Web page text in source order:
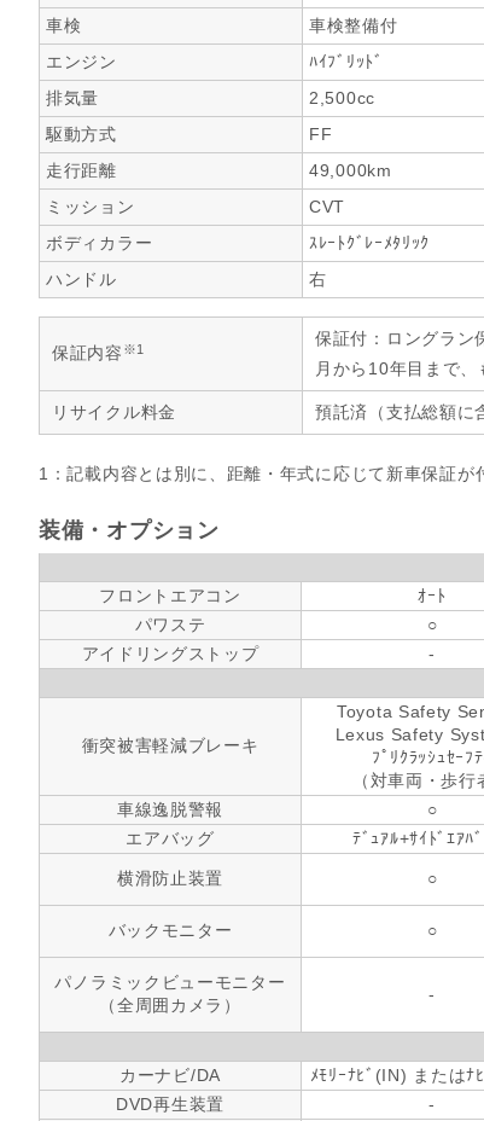
車検
車検整備付
エンジン
ﾊｲﾌﾞﾘｯﾄﾞ
排気量
2,500cc
駆動方式
FF
走行距離
49,000km
ミッション
CVT
ボディカラー
ｽﾚｰﾄｸﾞﾚｰﾒﾀﾘｯｸ
ハンドル
右
保証内容 ※1
保証付：ロングラ
月から10年目まで
リサイクル料金 預託済（支払総額に
1：記載内容とは別に、距離・年式に応じて新車保証
装備・オプション
フロントエアコン
ｵｰﾄ
パワステ
○
アイドリングストップ
-
衝突被害軽減ブレーキ
Toyota Safety
Lexus Safety
ﾌﾟﾘｸﾗｯｼｭｾｰﾌﾃ
（対車両・歩行
車線逸脱警報 ○
エアバッグ
ﾃﾞｭｱﾙ+ｻｲﾄﾞｴｱﾊﾞ
横滑防止装置 ○
バックモニター ○
パノラミックビューモニター
（全周囲カメラ）
-
カーナビ/DA
ﾒﾓﾘｰﾅﾋﾞ(IN) またはﾅ
DVD再生装置
-